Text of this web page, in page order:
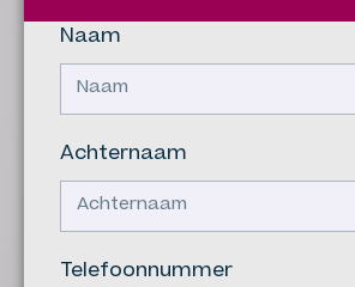
Naam
Achternaam
Telefoonnummer